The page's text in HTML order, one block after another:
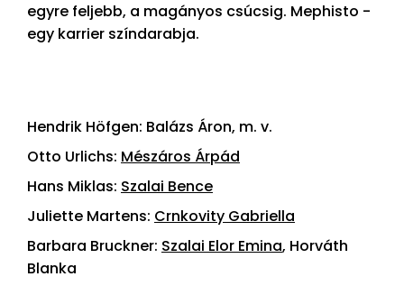
egyre feljebb, a magányos csúcsig. Mephisto -
egy karrier színdarabja.
Hendrik Höfgen: Balázs Áron, m. v.
Otto Urlichs: Mészáros Árpád
Hans Miklas: Szalai Bence
Juliette Martens: Crnkovity Gabriella
Barbara Bruckner: Szalai Elor Emina, Horváth
Blanka